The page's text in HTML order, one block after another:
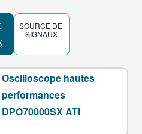
SOURCE DE
SIGNAUX
Oscilloscope hautes
performances
DPO70000SX ATI